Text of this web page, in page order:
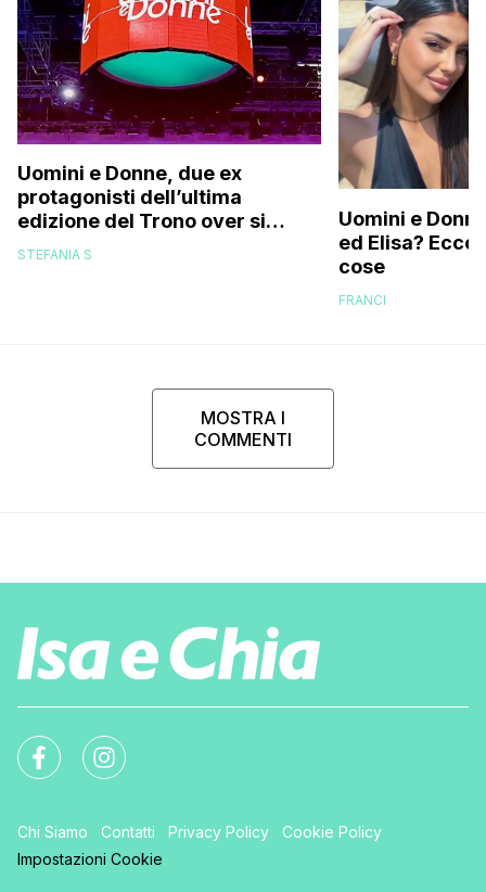
Uomini e Donne, due ex
protagonisti dell’ultima
edizione del Trono over si
stanno frequentando fuori dal
STEFANIA S
Uomini e
ed Elisa? Ecco
cose
FRANCI
MOSTRA I
COMMENTI
Chi Siamo Contatti Privacy Policy
Cookie Policy
Impostazioni Cookie